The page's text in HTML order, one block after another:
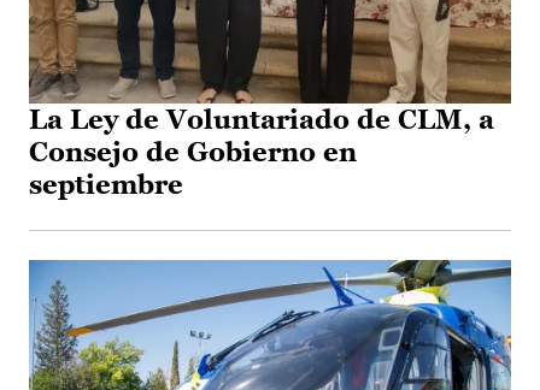
La Ley de Voluntariado de CLM, a
Consejo de Gobierno en
septiembre